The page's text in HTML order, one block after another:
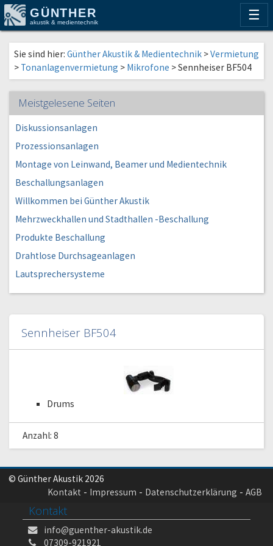
GÜNTHER
akustik & medientechnik ☰
Sie sind hier: Günther Akustik & Medientechnik >Vermietung
> Tonanlagenvermietung > Mikrofone >Sennheiser BF504
Meistgelesene Seiten
Diskussionsanlagen
Prozessionsanlagen
Montage von Leinwand, Beamer und Medientechnik
Beschallungsanlagen
Willkommen bei Günther Akustik
Mehrzweckhallen und Stadthallen -Beschallung
Produkte Beschallung
Drahtlose Durchsageanlagen
Lautsprechersysteme
Sennheiser BF504
Drums
Anzahl: 8
© Günther Akustik 2026
AGB
Datenschutzerklärung
Impressum
Kontakt
Kontakt
info@guenther-akustik.de
07309-921921